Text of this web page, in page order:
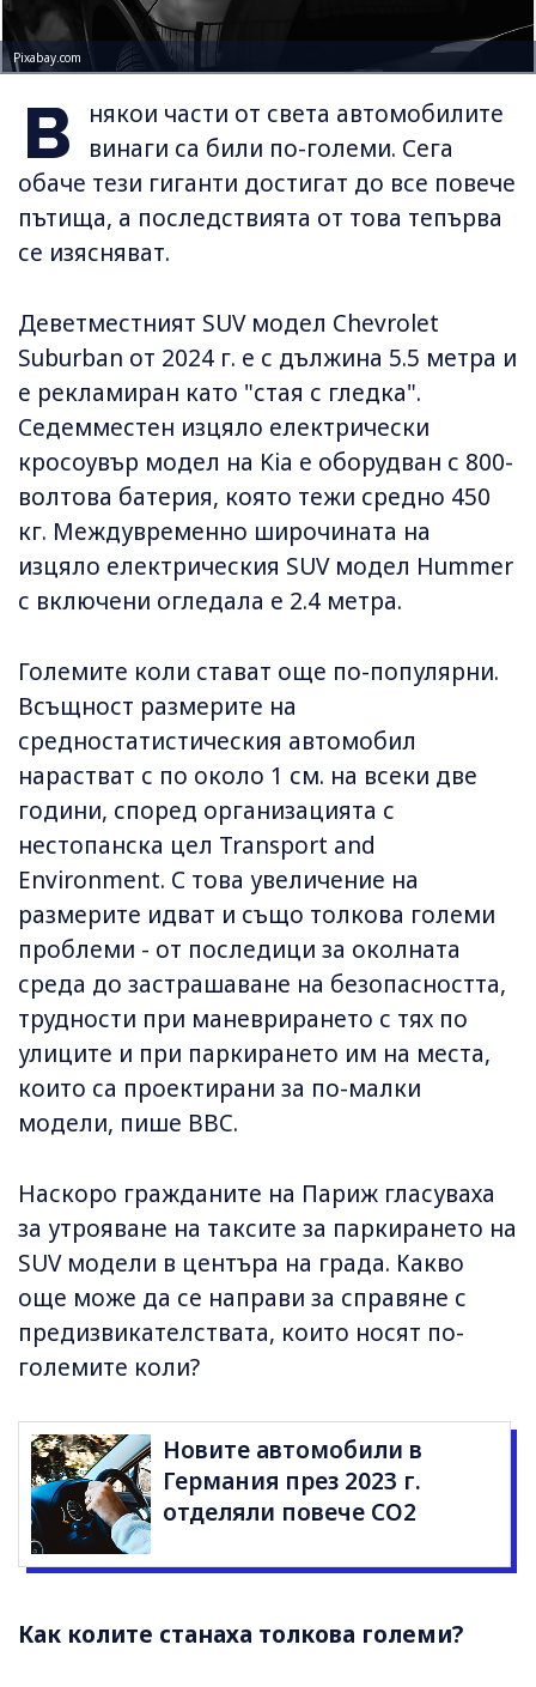
Pixabay.com
В
някои части от света автомобилите
винаги са били по-големи. Сега
обаче тези гиганти достигат до все повече
пътища, а последствията от това тепърва
се изясняват.
Деветместният SUV модел Chevrolet
Suburban от 2024 г. е с дължина 5.5 метра и
е рекламиран като "стая с гледка".
Седемместен изцяло електрически
кросоувър модел на Kia е оборудван с 800-
волтова батерия, която тежи средно 450
кг. Междувременно широчината на
изцяло електрическия SUV модел Hummer
с включени огледала е 2.4 метра.
Големите коли стават още по-популярни.
Всъщност размерите на
средностатистическия автомобил
нарастват с по около 1 см. на всеки две
години, според организацията с
нестопанска цел Transport and
Environment. С това увеличение на
размерите идват и също толкова големи
проблеми - от последици за околната
среда до застрашаване на безопасността,
трудности при маневрирането с тях по
улиците и при паркирането им на места,
които са проектирани за по-малки
модели, пише BBC.
Наскоро гражданите на Париж гласуваха
за утрояване на таксите за паркирането на
SUV модели в центъра на града. Какво
още може да се направи за справяне с
предизвикателствата, които носят по-
големите коли?
Новите автомобили в
Германия през 2023 г.
отделяли повече CO2
Как колите станаха толкова големи?